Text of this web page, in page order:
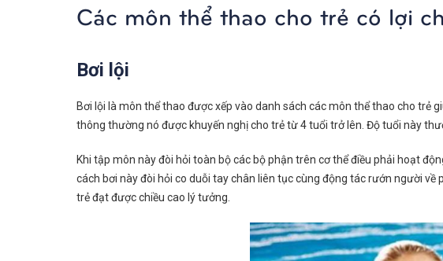
Các môn thể thao cho trẻ có lợi
Bơi lội
Bơi lội là môn thể thao được xếp vào danh sách các môn thể thao cho trẻ
thông thường nó được khuyến nghị cho trẻ từ 4 tuổi trở lên. Độ tuổi này
Khi tập môn này đòi hỏi toàn bộ các bộ phận trên cơ thể điều phải hoạt
cách bơi này đòi hỏi co duỗi tay chân liên tục cùng động tác rướn người
trẻ đạt được chiều cao lý tưởng.